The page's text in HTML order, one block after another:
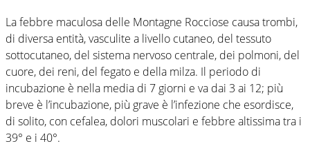
La febbre maculosa delle Montagne Rocciose causa trombi,
di diversa entità, vasculite a livello cutaneo, del tessuto
sottocutaneo, del sistema nervoso centrale, dei polmoni, del
cuore, dei reni, del fegato e della milza. Il periodo di
incubazione è nella media di 7 giorni e va dai 3 ai 12; più
breve è l’incubazione, più grave è l’infezione che esordisce,
di solito, con cefalea, dolori muscolari e febbre altissima tra i
39° e i 40°.